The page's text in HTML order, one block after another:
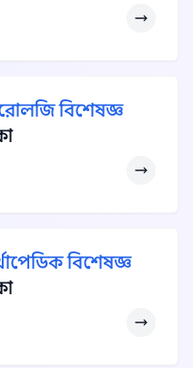
বিশেষজ্ঞ
বিশেষজ্ঞ